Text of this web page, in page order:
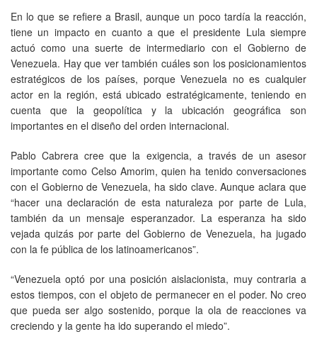
En lo que se refiere a Brasil, aunque un poco tardía la reacción,
tiene un impacto en cuanto a que el presidente Lula siempre
actuó como una suerte de intermediario con el Gobierno de
Venezuela. Hay que ver también cuáles son los posicionamientos
estratégicos de los países, porque Venezuela no es cualquier
actor en la región, está ubicado estratégicamente, teniendo en
cuenta que la geopolítica y la ubicación geográfica son
importantes en el diseño del orden internacional.
Pablo Cabrera cree que la exigencia, a través de un asesor
importante como Celso Amorim, quien ha tenido conversaciones
con el Gobierno de Venezuela, ha sido clave. Aunque aclara que
“hacer una declaración de esta naturaleza por parte de Lula,
también da un mensaje esperanzador. La esperanza ha sido
vejada quizás por parte del Gobierno de Venezuela, ha jugado
con la fe pública de los latinoamericanos”.
“Venezuela optó por una posición aislacionista, muy contraria a
estos tiempos, con el objeto de permanecer en el poder. No creo
que pueda ser algo sostenido, porque la ola de reacciones va
creciendo y la gente ha ido superando el miedo”.